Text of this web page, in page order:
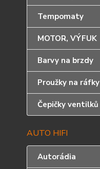
Tempomaty
MOTOR, VÝFUK
Barvy na brzdy
Proužky na ráfky
Čepičky ventilků
AUTO HIFI
Autorádia